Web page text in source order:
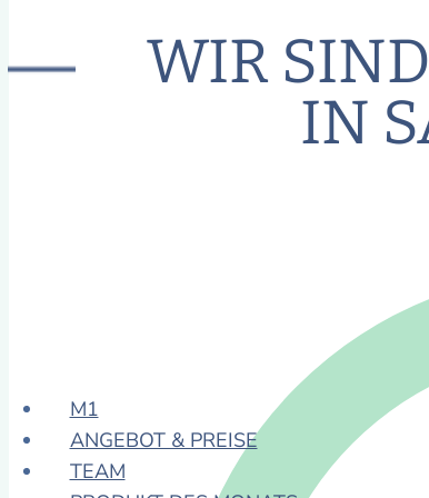
M1
ANGEBOT & PREISE
TEAM
WIR
IN